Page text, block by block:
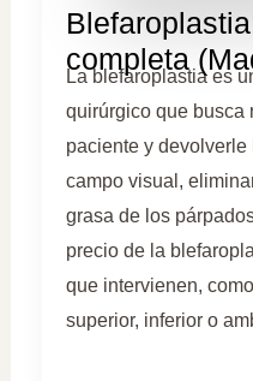
completa
La blefaroplastia es
quirúrgico que busca
paciente y
campo visual,
grasa de los
precio de la
que intervienen,
superior, inferior o